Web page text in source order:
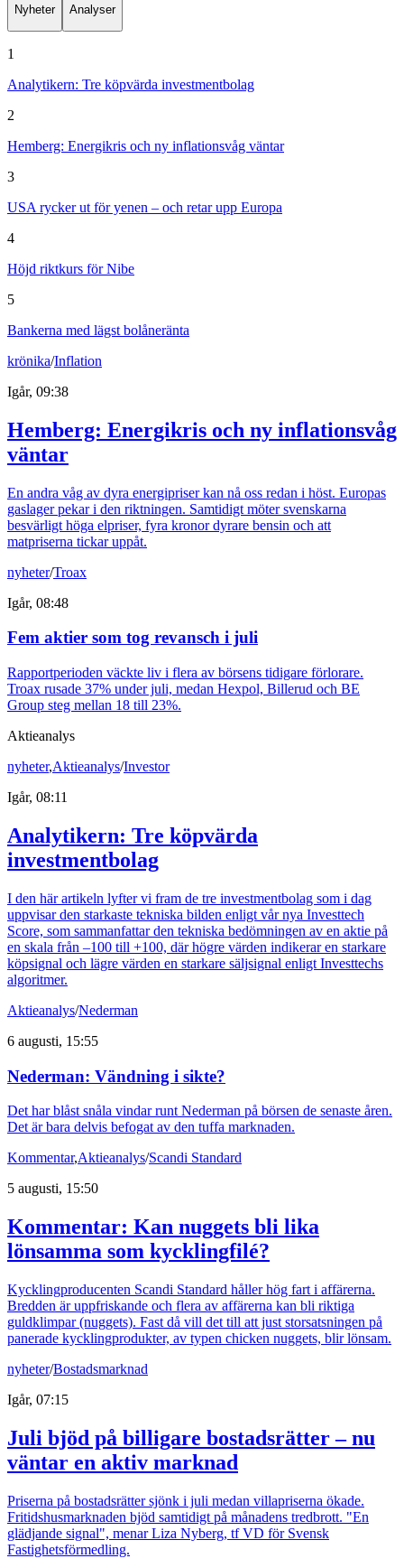
Nyheter Analyser
1
Analytikern: Tre köpvärda investmentbolag
2
Hemberg: Energikris och ny inflationsvåg väntar
3
USA rycker ut för yenen – och retar upp Europa
4
Höjd riktkurs för Nibe
5
Bankerna med lägst bolåneränta
krönika/Inflation
Igår, 09:38
Hemberg: Energikris och ny inflationsvåg
väntar
En andra våg av dyra energipriser kan nå oss redan i höst. Europas
gaslager pekar i den riktningen. Samtidigt möter svenskarna
besvärligt höga elpriser, fyra kronor dyrare bensin och att
matpriserna tickar uppåt.
nyheter/Troax
Igår, 08:48
Fem aktier som tog revansch i juli
Rapportperioden väckte liv i flera av börsens tidigare förlorare.
Troax rusade 37% under juli, medan Hexpol, Billerud och BE
Group steg mellan 18 till 23%.
Aktieanalys
nyheter,Aktieanalys/Investor
Igår, 08:11
Analytikern: Tre köpvärda
investmentbolag
I den här artikeln lyfter vi fram de tre investmentbolag som i dag
uppvisar den starkaste tekniska bilden enligt vår nya Investtech
Score, som sammanfattar den tekniska bedömningen av en aktie på
en skala från –100 till +100, där högre värden indikerar en starkare
köpsignal och lägre värden en starkare säljsignal enligt Investtechs
algoritmer.
Aktieanalys/Nederman
6 augusti, 15:55
Nederman: Vändning i sikte?
Det har blåst snåla vindar runt Nederman på börsen de senaste åren.
Det är bara delvis befogat av den tuffa marknaden.
Kommentar,Aktieanalys/Scandi Standard
5 augusti, 15:50
Kommentar: Kan nuggets bli lika
lönsamma som kycklingfilé?
Kycklingproducenten Scandi Standard håller hög fart i affärerna.
Bredden är uppfriskande och flera av affärerna kan bli riktiga
guldklimpar (nuggets). Fast då vill det till att just storsatsningen på
panerade kycklingprodukter, av typen chicken nuggets, blir lönsam.
nyheter/Bostadsmarknad
Igår, 07:15
Juli bjöd på billigare bostadsrätter – nu
väntar en aktiv marknad
Priserna på bostadsrätter sjönk i juli medan villapriserna ökade.
Fritidshusmarknaden bjöd samtidigt på månadens tredbrott. "En
glädjande signal", menar Liza Nyberg, tf VD för Svensk
Fastighetsförmedling.